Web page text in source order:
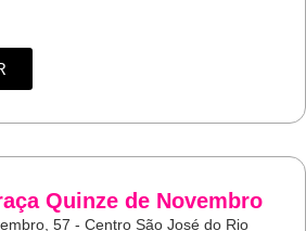
Quinze de Novembro
57 - Centro São José do Rio